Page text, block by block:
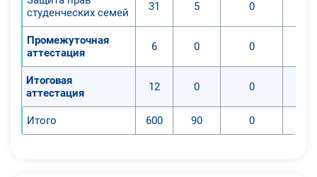
студенческих семей
31 5 0
Промежуточная
аттестация
6 0 0
Итоговая
аттестация
12 0 0
Итого 600 90 0